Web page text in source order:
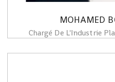
MOHAMED
Chargé De L'Industrie